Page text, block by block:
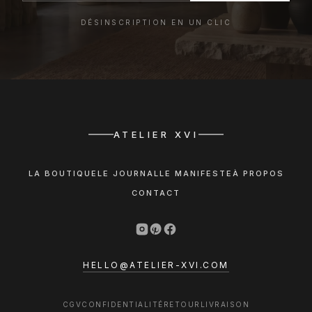
DÉSINSCRIPTION EN UN CLIC
ATELIER XVI
LA BOUTIQUE LE JOURNALLE MANIFESTE À PROPOS
CONTACT
HELLO@ATELIER-XVI.COM
CGVCONFIDENTIALITÉ RETOUR LIVRAISON